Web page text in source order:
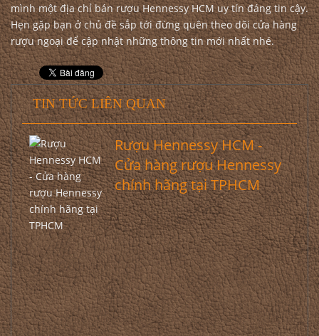
mình một địa chỉ bán rượu Hennessy HCM uy tín đáng tin cậy.
Hẹn gặp bạn ở chủ đề sắp tới đừng quên theo dõi cửa hàng
rượu ngoại để cập nhật những thông tin mới nhất nhé.
TIN TỨC LIÊN QUAN
Rượu Hennessy HCM -
Cửa hàng rượu Hennessy
chính hãng tại TPHCM